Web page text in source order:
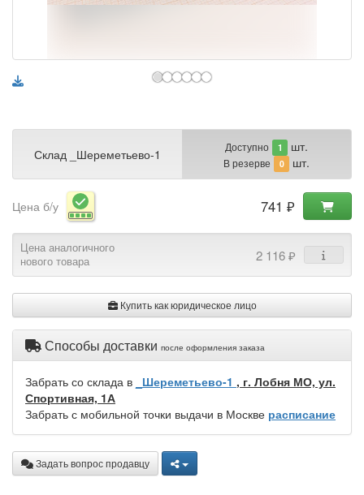
Склад _Шереметьево-1 Доступно 1 шт.
В резерве 0 шт.
Цена б/у 741 ₽
Цена аналогичного
нового товара
2 116 ₽
Купить как юридическое лицо
Способы доставки после оформления заказа
Забрать со склада в _Шереметьево-1 , г. Лобня МО, ул.
Спортивная, 1А
Забрать с мобильной точки выдачи в Москве расписание
Задать вопрос продавцу